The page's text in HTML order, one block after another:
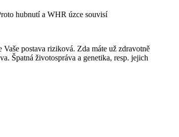
hubnutí a WHR úzce souvisí
postava riziková. Zda máte už zdravotně
Špatná životospráva a genetika, resp. jejich